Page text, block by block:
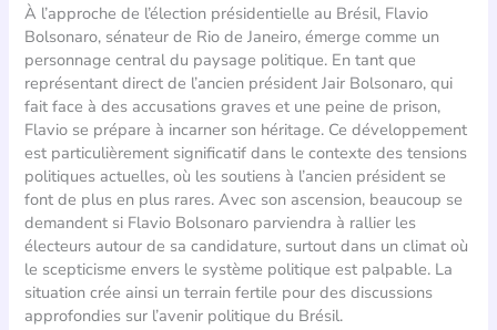
À l’approche de l’élection présidentielle au Brésil, Flavio
Bolsonaro, sénateur de Rio de Janeiro, émerge comme un
personnage central du paysage politique. En tant que
représentant direct de l’ancien président Jair Bolsonaro, qui
fait face à des accusations graves et une peine de prison,
Flavio se prépare à incarner son héritage. Ce développement
est particulièrement significatif dans le contexte des tensions
politiques actuelles, où les soutiens à l’ancien président se
font de plus en plus rares. Avec son ascension, beaucoup se
demandent si Flavio Bolsonaro parviendra à rallier les
électeurs autour de sa candidature, surtout dans un climat où
le scepticisme envers le système politique est palpable. La
situation crée ainsi un terrain fertile pour des discussions
approfondies sur l’avenir politique du Brésil.